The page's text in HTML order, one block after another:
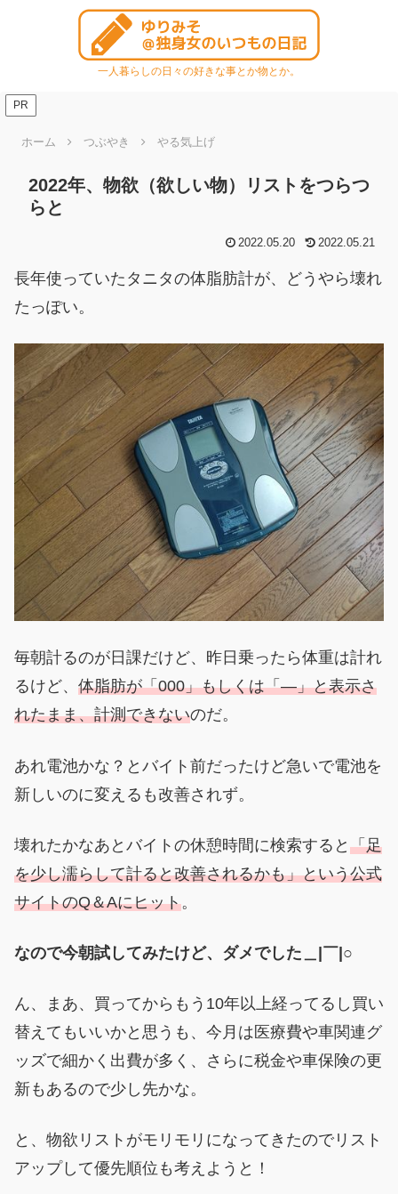
一人暮らしの日々の好きな事とか物とか。
PR
ホーム つぶやき やる気上げ
2022年、物欲（欲しい物）リストをつらつ
らと
2022.05.20 2022.05.21
長年使っていたタニタの体脂肪計が、どうやら壊れ
たっぽい。
毎朝計るのが日課だけど、昨日乗ったら体重は計れ
るけど、 体脂肪が「000」もしくは「—」と表示さ
れたまま、計測できないのだ。
あれ電池かな？とバイト前だったけど急いで電池を
新しいのに変えるも改善されず。
壊れたかなあとバイトの休憩時間に検索すると 「足
を少し濡らして計ると改善されるかも」という公式
サイトのQ＆Aにヒット。
なので今朝試してみたけど、ダメでした＿|￣|○
ん、まあ、買ってからもう10年以上経ってるし買い
替えてもいいかと思うも、今月は医療費や車関連グ
ッズで細かく出費が多く、さらに税金や車保険の更
新もあるので少し先かな。
と、物欲リストがモリモリになってきたのでリスト
アップして優先順位も考えようと！